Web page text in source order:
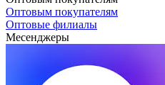
Оптовым покупателям
Оптовые филиалы
Месенджеры